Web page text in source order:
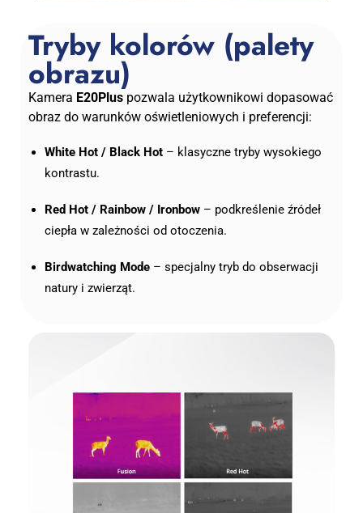
Tryby kolorów (palety
obrazu)
Kamera E20Plus pozwala użytkownikowi dopasować
obraz do warunków oświetleniowych i preferencji:
White Hot / Black Hot – klasyczne tryby wysokiego
kontrastu.
Red Hot / Rainbow / Ironbow – podkreślenie źródeł
ciepła w zależności od otoczenia.
Birdwatching Mode – specjalny tryb do obserwacji
natury i zwierząt.